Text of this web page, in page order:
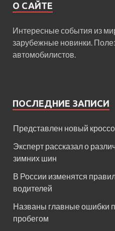
О САЙТЕ
Интересные события из
зарубежные новинки.
автомобилистов.
ПОСЛЕДНИЕ ЗАПИСИ
Представлен новый
Эксперт рассказал о
зимних шин
В России изменятся
водителей
Названы главные ошибки
пробегом